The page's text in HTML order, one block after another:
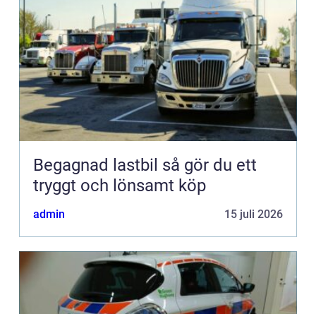
Begagnad lastbil så gör du ett
tryggt och lönsamt köp
admin 15 juli 2026